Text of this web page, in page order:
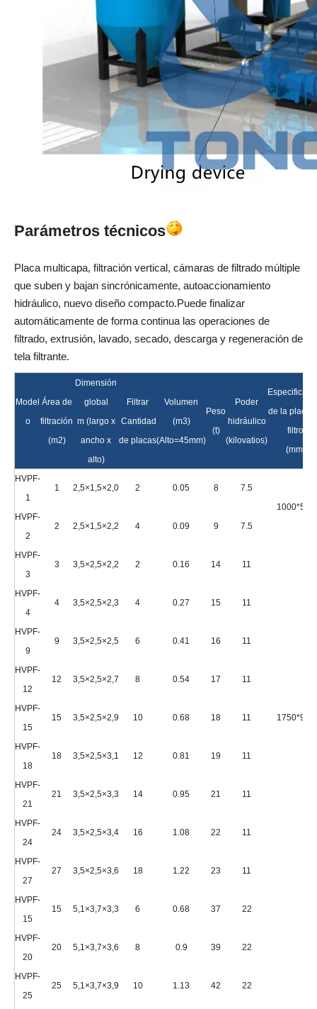
Parámetros técnicos
Placa multicapa, filtración vertical, cámaras de filtrado múltiple
que suben y bajan sincrónicamente, autoaccionamiento
hidráulico, nuevo diseño compacto.Puede finalizar
automáticamente de forma continua las operaciones de
filtrado, extrusión, lavado, secado, descarga y regeneración de
tela filtrante.
Model
o
Área de
filtración
(m2)
Dimensión
global
m (largo x
ancho x
alto)
Filtrar
Cantidad
de placas
Volumen
(m3)
(Alto=45mm)
Peso
(t)
Poder
hidráulico
(kilovatios)
de la placa
filtro
(mm)
HVPF-
1
1 2,5×1,5×2,0 2 0.05 8
7.5
1000*550
HVPF-
2
2 2,5×1,5×2,2 4 0.09 9 7.5
HVPF-
3
3 3,5×2,5×2,2 2 0.16 14 11
1750*900
HVPF-
4
4 3,5×2,5×2,3 4 0.27 15 11
HVPF-
9
9 3,5×2,5×2,5 6 0.41 16 11
HVPF-
12
12 3,5×2,5×2,7 8 0.54 17 11
HVPF-
15
15 3,5×2,5×2,9 10 0.68 18 11
HVPF-
18
18 3,5×2,5×3,1 12 0.81 19 11
HVPF-
21
21 3,5×2,5×3,3 14 0.95 21 11
HVPF-
24
24 3,5×2,5×3,4 16 1.08 22 11
HVPF-
27
27 3,5×2,5×3,6 18 1.22 23 11
HVPF-
15
15 5,1×3,7×3,3 6 0.68 37 22
HVPF-
20
20 5,1×3,7×3,6 8 0.9 39 22
HVPF-
25
25 5,1×3,7×3,9 10 1.13 42 22